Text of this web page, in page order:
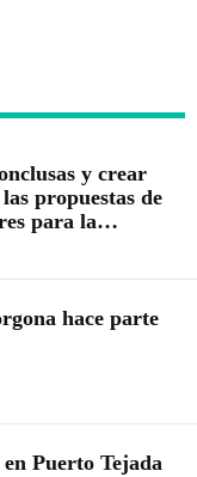
y crear
propuestas de
para la
hace parte
Puerto Tejada